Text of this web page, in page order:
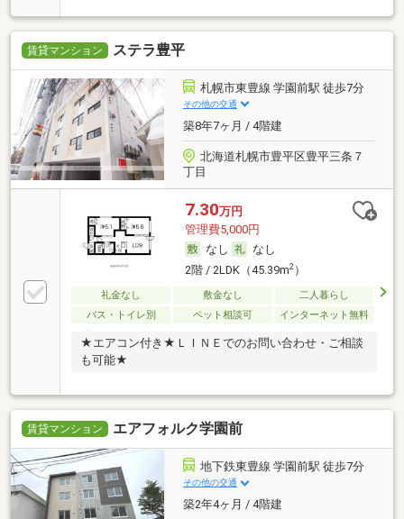
賃貸マンション ステラ豊平
札幌市東豊線 学園前駅 徒歩7分
その他の交通
築8年7ヶ月 / 4階建
北海道札幌市豊平区豊平三条７
丁目
7.30万円
管理費5,000円
なし
なし
2階 / 2LDK（45.39m2）
礼金なし 敷金なし
二人暮らし
バス・トイレ別
ペット相談可 インターネット無料
★エアコン付き★ＬＩＮＥでのお問い合わせ・ご相談
も可能★
賃貸マンション エアフォルク学園前
地下鉄東豊線 学園前駅 徒歩7分
その他の交通
築2年4ヶ月 / 4階建